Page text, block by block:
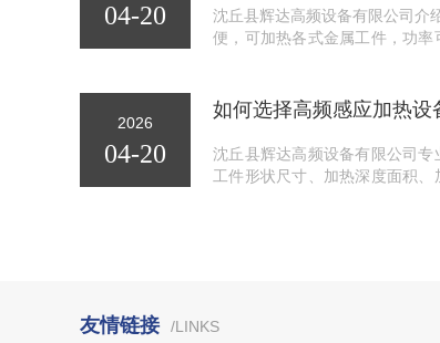
04-20
沈丘县辉达高频设备有限公司介
便，可加热各式金属工件，功率
2026
04-20
如何选择高频感应加热设
沈丘县辉达高频设备有限公司
工件形状尺寸、加热深度面积、
友情链接 /LINKS